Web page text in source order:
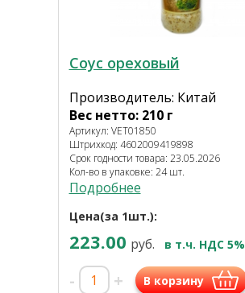
Соус ореховый
Производитель: Китай
Вес нетто: 210 г
Артикул: VET01850
Штрихкод: 4602009419898
Срок годности товара: 23.05.2026
Кол-во в упаковке: 24 шт.
Подробнее
Цена(за 1шт.):
223.00 руб. в т.ч. НДС 5%
- + В корзину